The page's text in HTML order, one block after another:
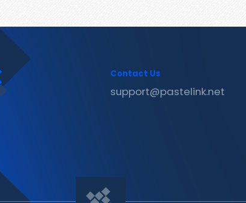
Contact Us
support@pastelink.net